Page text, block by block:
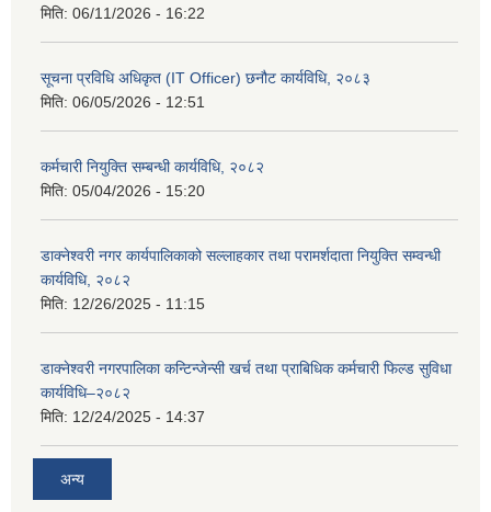
मिति: 06/11/2026 - 16:22
सूचना प्रविधि अधिकृत (IT Officer) छनौट कार्यविधि, २०८३
मिति: 06/05/2026 - 12:51
कर्मचारी नियुक्ति सम्बन्धी कार्यविधि, २०८२
मिति: 05/04/2026 - 15:20
डाक्नेश्वरी नगर कार्यपालिकाको सल्लाहकार तथा परामर्शदाता नियुक्ति सम्वन्धी
कार्यविधि, २०८२
मिति: 12/26/2025 - 11:15
डाक्नेश्वरी नगरपालिका कन्टिन्जेन्सी खर्च तथा प्राबिधिक कर्मचारी फिल्ड सुविधा
कार्यविधि–२०८२
मिति: 12/24/2025 - 14:37
अन्य